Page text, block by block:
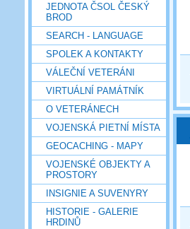
JEDNOTA ČSOL ČESKÝ
BROD
SEARCH - LANGUAGE
SPOLEK A KONTAKTY
VÁLEČNÍ VETERÁNI
VIRTUÁLNÍ PAMÁTNÍK
O VETERÁNECH
VOJENSKÁ PIETNÍ MÍSTA
GEOCACHING - MAPY
VOJENSKÉ OBJEKTY A
PROSTORY
INSIGNIE A SUVENYRY
HISTORIE - GALERIE
HRDINŮ